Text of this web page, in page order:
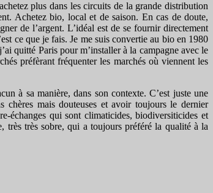
plus dans les circuits de la grande distribution
Achetez bio, local et de saison. En cas de doute,
de l’argent. L’idéal est de se fournir directement
ce que je fais. Je me suis convertie au bio en 1980
quitté Paris pour m’installer à la campagne avec le
préfèrant fréquenter les marchés où viennent les
à sa manière, dans son contexte. C’est juste une
mais douteuses et avoir toujours le dernier
échanges qui sont climaticides, biodiversiticides et
très très sobre, qui a toujours préféré la qualité à la